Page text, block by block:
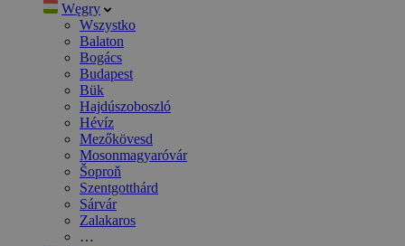
Węgry
Wszystko
Balaton
Bogács
Budapest
Bük
Hajdúszoboszló
Hévíz
Mezőkövesd
Mosonmagyaróvár
Šoproň
Szentgotthárd
Sárvár
Zalakaros
…